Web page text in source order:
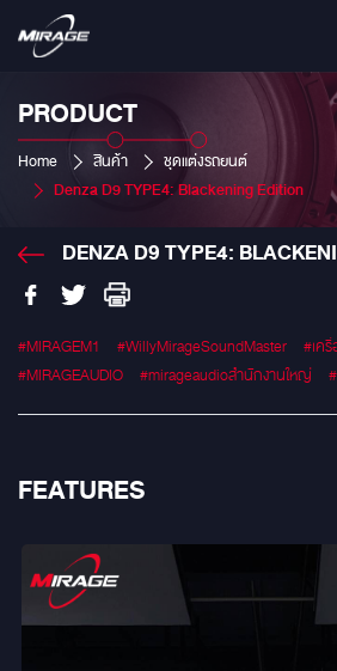
PRODUCT
Home สินค้า
ชุดแต่งรถยนต์
Denza D9 TYPE4: Blackening Edition
DENZA D9 TYPE4:
#MIRAGEM1 #WillyMirageSoundMaster
#เค
#MIRAGEAUDIO
#mirageaudioสำนักงานใหญ่
FEATURES